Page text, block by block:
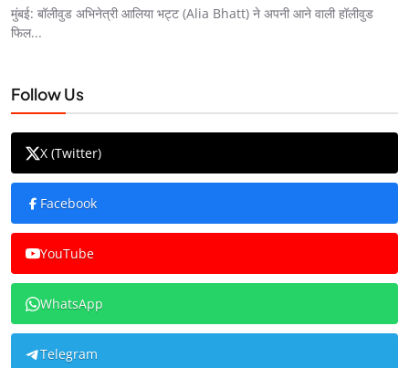
मुंबई: बॉलीवुड अभिनेत्री आलिया भट्ट (Alia Bhatt) ने अपनी आने वाली हॉलीवुड
फिल...
Follow Us
X (Twitter)
Facebook
YouTube
WhatsApp
Telegram